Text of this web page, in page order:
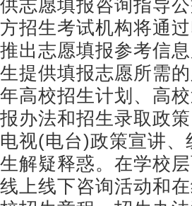
志愿填报咨询指导
招生考试机构将通
出志愿填报参考信
提供填报志愿所需
高校招生计划、高
办法和招生录取政
视(电台)政策宣讲、
解疑释惑。在学校
上线下咨询活动和